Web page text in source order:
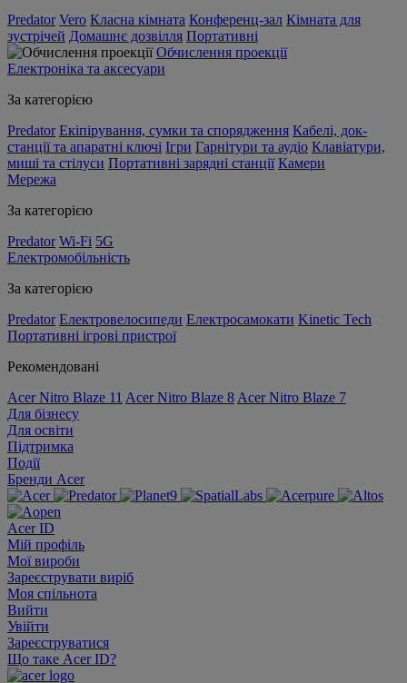
Predator Vero Класна кімната Конференц-зал Кімната для
зустрічей Домашнє дозвілля Портативні
Обчислення проекції
Електроніка та аксесуари
За категорією
Predator Екіпірування, сумки та спорядження Кабелі, док-
станції та апаратні ключі Ігри Гарнітури та аудіо Клавіатури,
миші та стілуси Портативні зарядні станції Камери
Мережа
За категорією
Predator Wi-Fi 5G
Електромобільність
За категорією
Predator Електровелосипеди Електросамокати Kinetic Tech
Портативні ігрові пристрої
Рекомендовані
Acer Nitro Blaze 11 Acer Nitro Blaze 8 Acer Nitro Blaze 7
Для бізнесу
Для освіти
Підтримка
Події
Бренди Acer
Acer ID
Мій профіль
Мої вироби
Зареєструвати виріб
Моя спільнота
Вийти
Увійти
Зареєструватися
Що таке Acer ID?